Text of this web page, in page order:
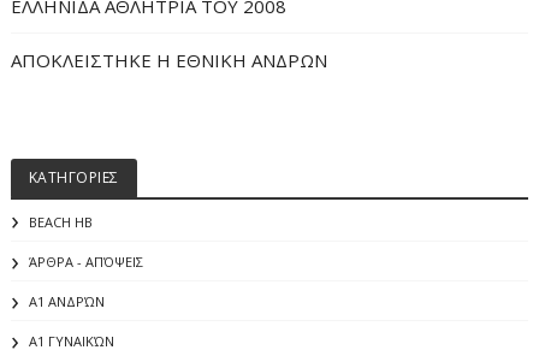
ΕΛΛΗΝΙΔΑ ΑΘΛΗΤΡΙΑ ΤΟΥ 2008
ΑΠΟΚΛΕΙΣΤΗΚΕ Η ΕΘΝΙΚΗ ΑΝΔΡΩΝ
ΚΑΤΗΓΟΡΙΕΣ
BEACH HB
ΆΡΘΡΑ - ΑΠΌΨΕΙΣ
Α1 ΑΝΔΡΏΝ
Α1 ΓΥΝΑΙΚΏΝ